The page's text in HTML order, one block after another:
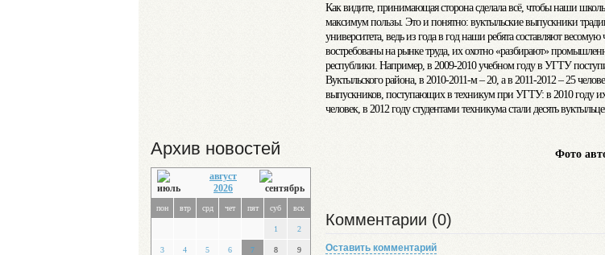
Архив новостей
август
2026
пон втр срд чет пят суб вск
1 2
3 4 5 6 7 8 9
Как видите, принимающая сторона сделала всё, чтобы наши
максимум пользы. Это и понятно: вуктыльские выпускники
университета, ведь из года в год наши ребята составляют
востребованы на рынке труда, их охотно «разбирают»
республики. Например, в 2009-2010 учебном году в УГТУ
Вуктыльского района, в 2010-2011-м – 20, а в 2011-2012 – 25
выпускников, поступающих в техникум при УГТУ: в 2010 году
человек, в 2012 году студентами техникума стали десять
Фото
Комментарии (0)
Оставить комментарий